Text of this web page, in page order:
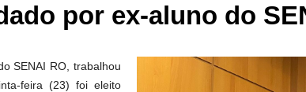
OLIMPÍADA DO CONHECIMENTO
SENAI TRAINEE
APRENDIZAGEM
TÉCNICA
SERVIÇOS TÉCNICOS
OLIMPÍADA DO
SAGA DA INOVAÇÃO
por ex-aluno do
SENAI RO, trabalhou
feira (23) foi eleito